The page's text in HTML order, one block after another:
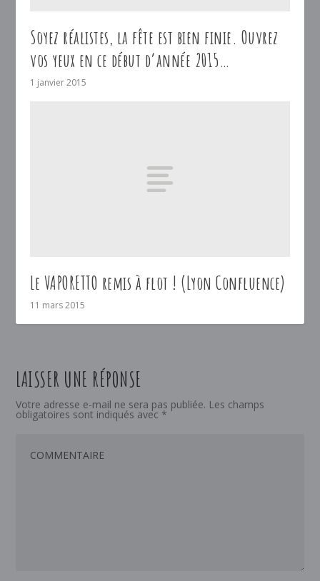
Soyez réalistes, la fête est bien finie. Ouvrez
vos yeux en ce début d’année 2015…
1 janvier 2015
Le VAPORETTO remis à flot ! (Lyon Confluence)
11 mars 2015
LAISSER UNE RÉPONSE
Votre adresse e-mail ne sera pas publiée. Les champs
obligatoires sont indiqués avec *